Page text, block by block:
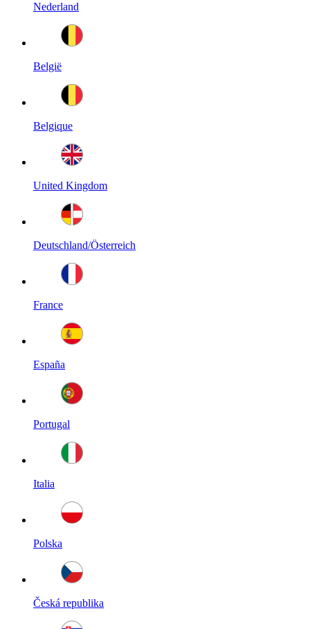
Nederland
België
Belgique
United Kingdom
Deutschland/Österreich
France
España
Portugal
Italia
Polska
Česká republika